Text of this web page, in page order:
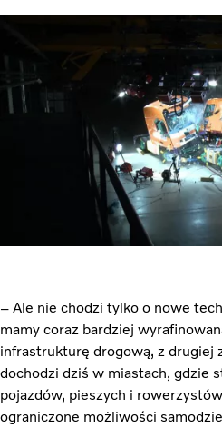
– Ale nie chodzi tylko o nowe
mamy coraz bardziej
infrastrukturę drogową, z drugiej
dochodzi dziś w miastach, gdzie
pojazdów, pieszych i
ograniczone możliwości